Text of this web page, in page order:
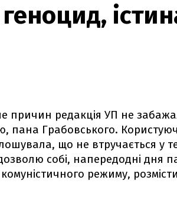
причин редакція УП не
пана Грабовського.
що не втручається у
дозволю собі, напередодні дня
режиму,